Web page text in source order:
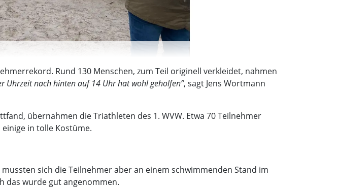
Rund 130 Menschen, zum Teil originell verkleidet, nahmen
Uhrzeit nach hinten auf 14 Uhr hat wohl geholfen”, sagt Jens Wortmann
übernahmen die Triathleten des 1. WVW. Etwa 70 Teilnehmer
in tolle Kostüme.
sich die Teilnehmer aber an einem schwimmenden Stand im
das wurde gut angenommen.